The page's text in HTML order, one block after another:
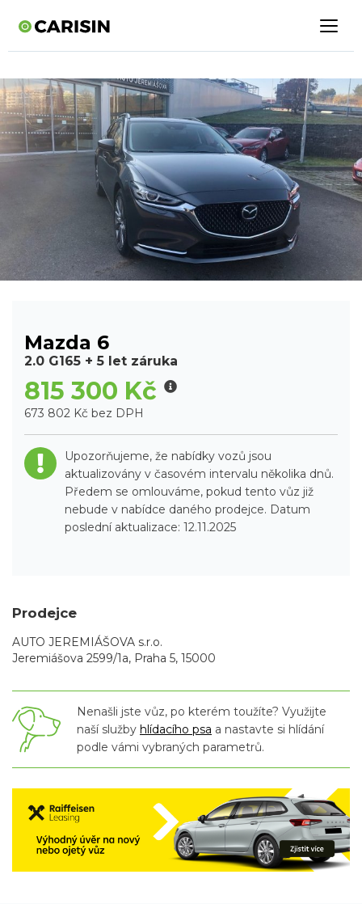
Mazda 6
2.0 G165 + 5 let záruka
815 300 Kč
673 802 Kč bez DPH
Upozorňujeme, že nabídky vozů jsou
aktualizovány v časovém intervalu několika dnů.
Předem se omlouváme, pokud tento vůz již
nebude v nabídce daného prodejce. Datum
poslední aktualizace: 12.11.2025
Prodejce
AUTO JEREMIÁŠOVA s.r.o.
Jeremiášova 2599/1a, Praha 5, 15000
Nenašli jste vůz, po kterém toužíte? Využijte
naší služby hlídacího psa a nastavte si hlídání
podle vámi vybraných parametrů.